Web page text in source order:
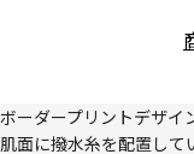
ボーダープリントデザイ
肌面に撥水糸を配置して